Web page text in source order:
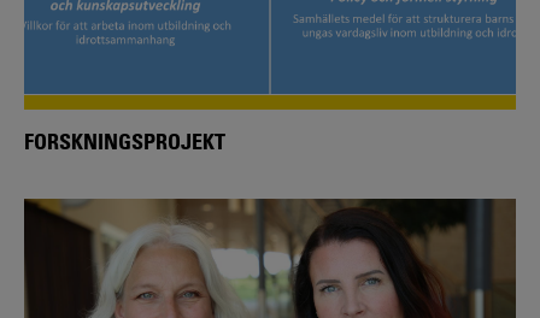
FORSKNINGSPROJEKT